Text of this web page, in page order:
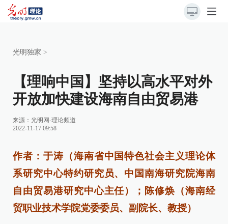
光明独家 >
【理响中国】坚持以高水平对外
开放加快建设海南自由贸易港
来源： 光明网-理论频道
2022-11-17 09:58
作者：于涛（海南省中国特色社会主义理论体
系研究中心特约研究员、中国南海研究院海南
自由贸易港研究中心主任）；陈修焕（海南经
贸职业技术学院党委委员、副院长、教授）